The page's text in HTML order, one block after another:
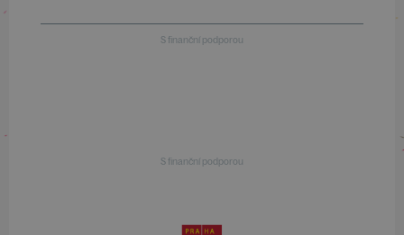
S finanční podporou
S finanční podporou